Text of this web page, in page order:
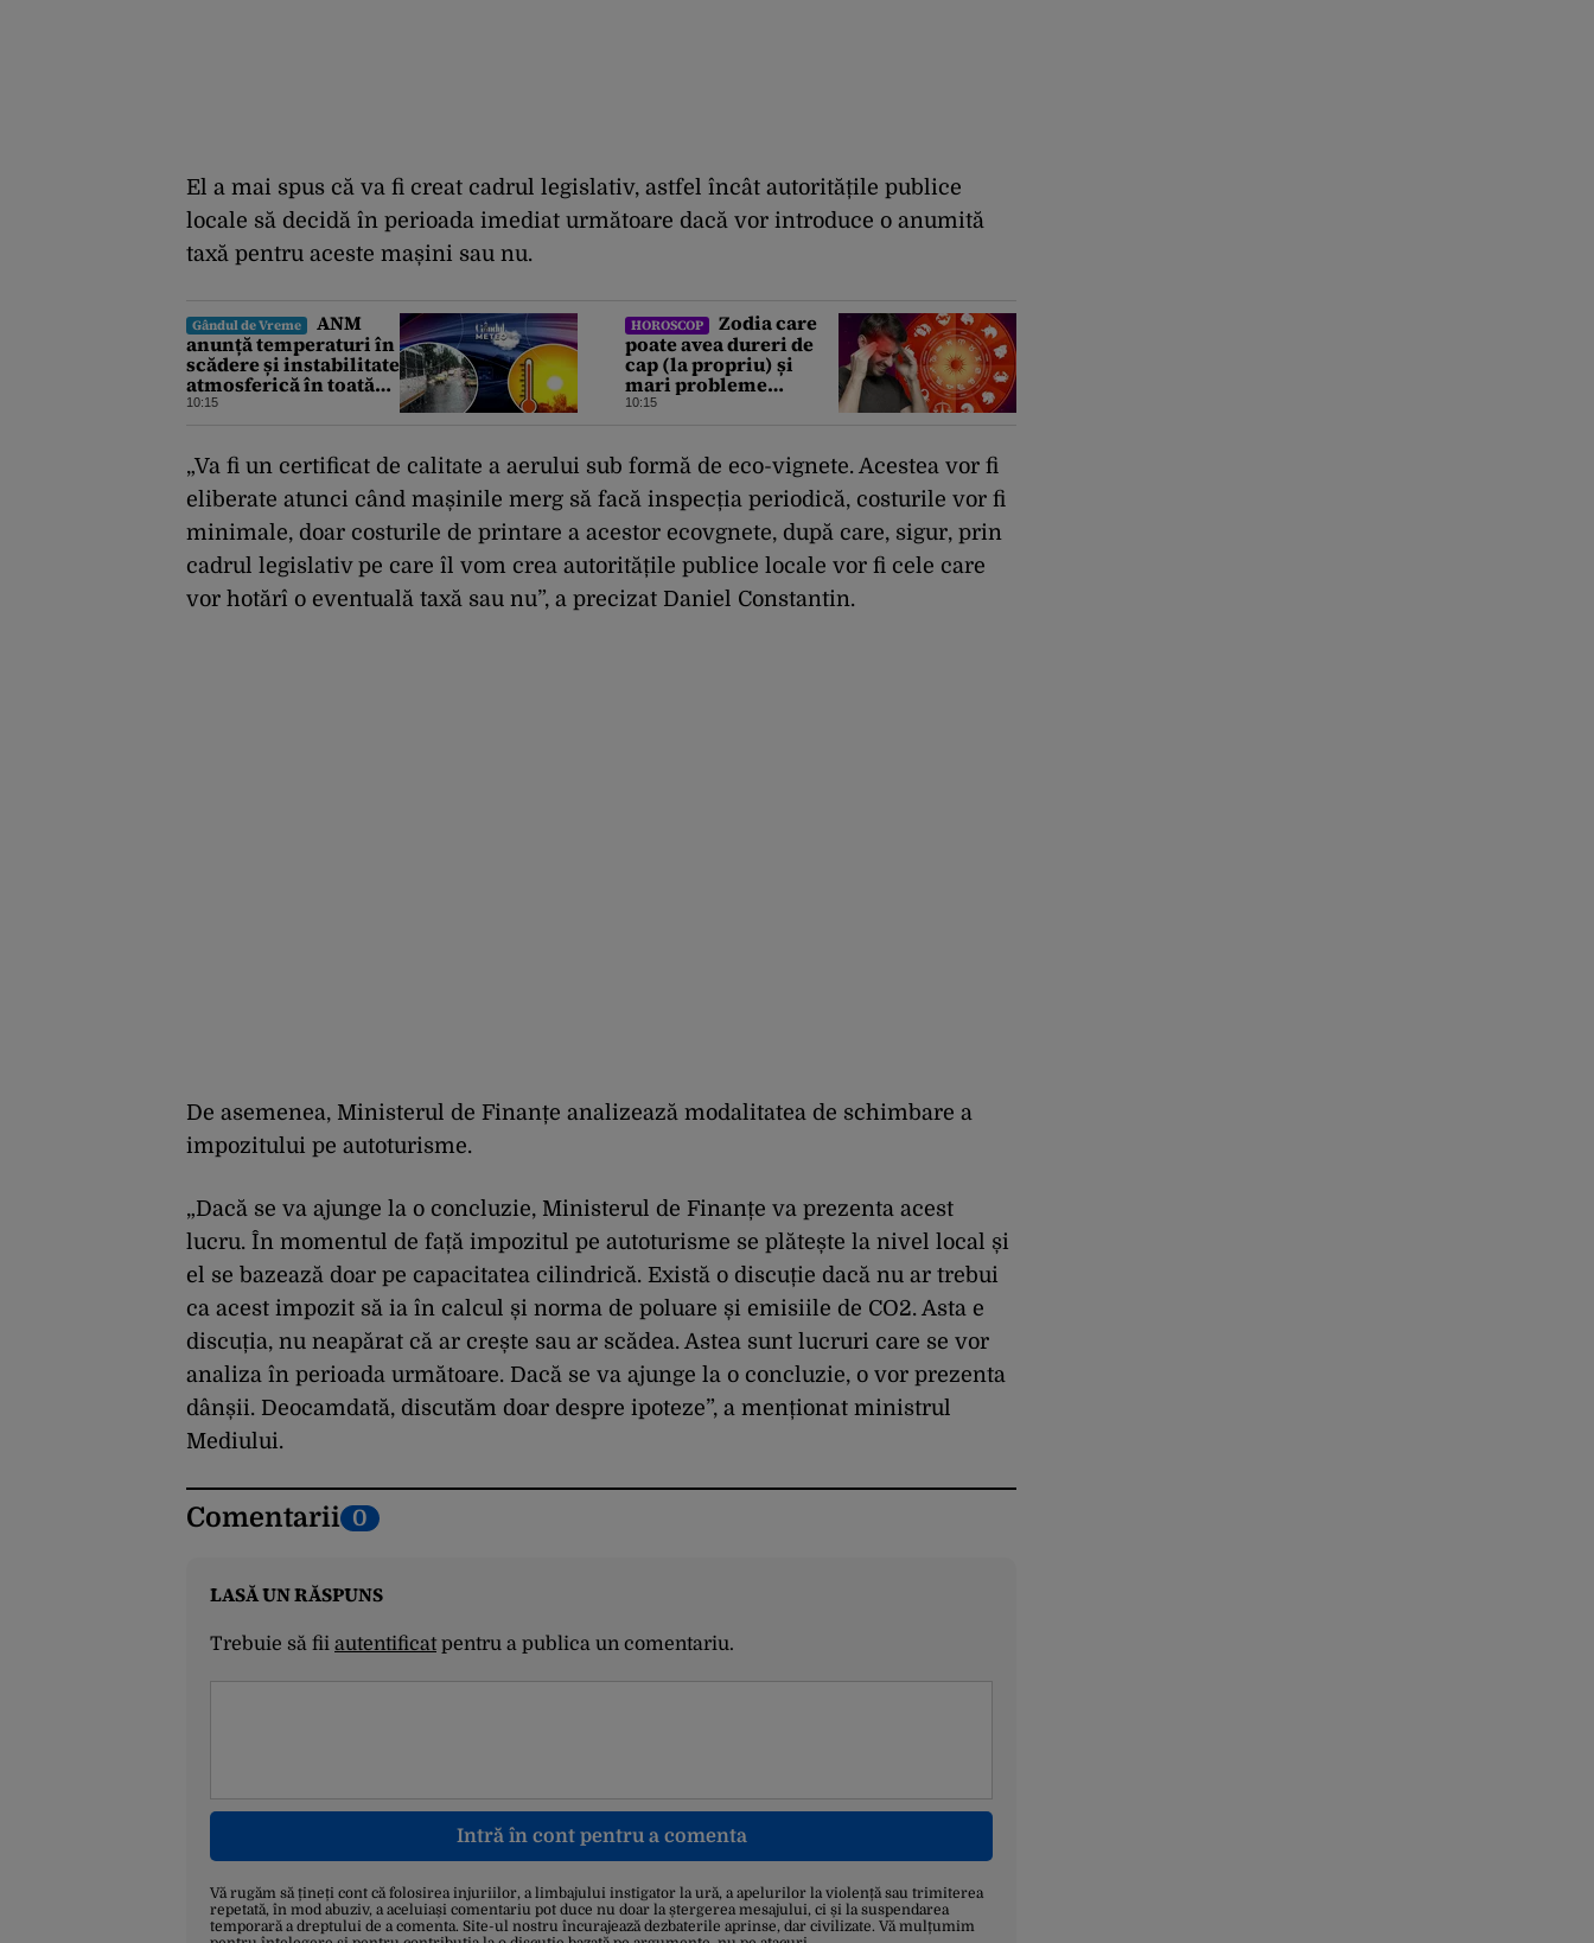
El a mai spus că va fi creat cadrul legislativ, astfel încât autoritățile publice
locale să decidă în perioada imediat următoare dacă vor introduce o anumită
taxă pentru aceste mașini sau nu.
Gândul de Vreme
ANM
anunță temperaturi în
scădere și instabilitate
atmosferică în toată
țara. Cum va fi vremea
10:15
HOROSCOP
Zodia care
poate avea dureri de
cap (la propriu) și
mari probleme
cardiovasculare în
experților în
astrologie
10:15
„Va fi un certificat de calitate a aerului sub formă de eco-vignete. Acestea vor fi
eliberate atunci când mașinile merg să facă inspecția periodică, costurile vor fi
minimale, doar costurile de printare a acestor ecovgnete, după care, sigur, prin
cadrul legislativ pe care îl vom crea autoritățile publice locale vor fi cele care
vor hotărî o eventuală taxă sau nu”, a precizat Daniel Constantin.
De asemenea, Ministerul de Finanțe analizează modalitatea de schimbare a
impozitului pe autoturisme.
„Dacă se va ajunge la o concluzie, Ministerul de Finanțe va prezenta acest
lucru. În momentul de față impozitul pe autoturisme se plătește la nivel local și
el se bazează doar pe capacitatea cilindrică. Există o discuție dacă nu ar trebui
ca acest impozit să ia în calcul și norma de poluare și emisiile de CO2. Asta e
discuția, nu neapărat că ar crește sau ar scădea. Astea sunt lucruri care se vor
analiza în perioada următoare. Dacă se va ajunge la o concluzie, o vor prezenta
dânșii. Deocamdată, discutăm doar despre ipoteze”, a menționat ministrul
Mediului.
Comentarii 0
LASĂ UN RĂSPUNS
Trebuie să fii autentificatpentru a publica un comentariu.
Intră în cont pentru a comenta
Vă rugăm să țineți cont că folosirea injuriilor, a limbajului instigator la ură, a apelurilor la violență sau trimiterea
repetată, în mod abuziv, a aceluiași comentariu pot duce nu doar la ștergerea mesajului, ci și la suspendarea
temporară a dreptului de a comenta. Site-ul nostru încurajează dezbaterile aprinse, dar civilizate. Vă mulțumim